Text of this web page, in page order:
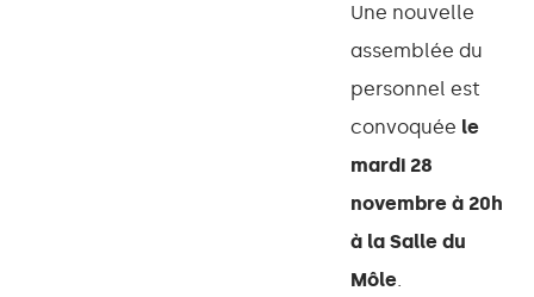
Une nouvelle
assemblée du
personnel est
convoquée le
mardi 28
novembre à 20h
à la Salle du
Môle.